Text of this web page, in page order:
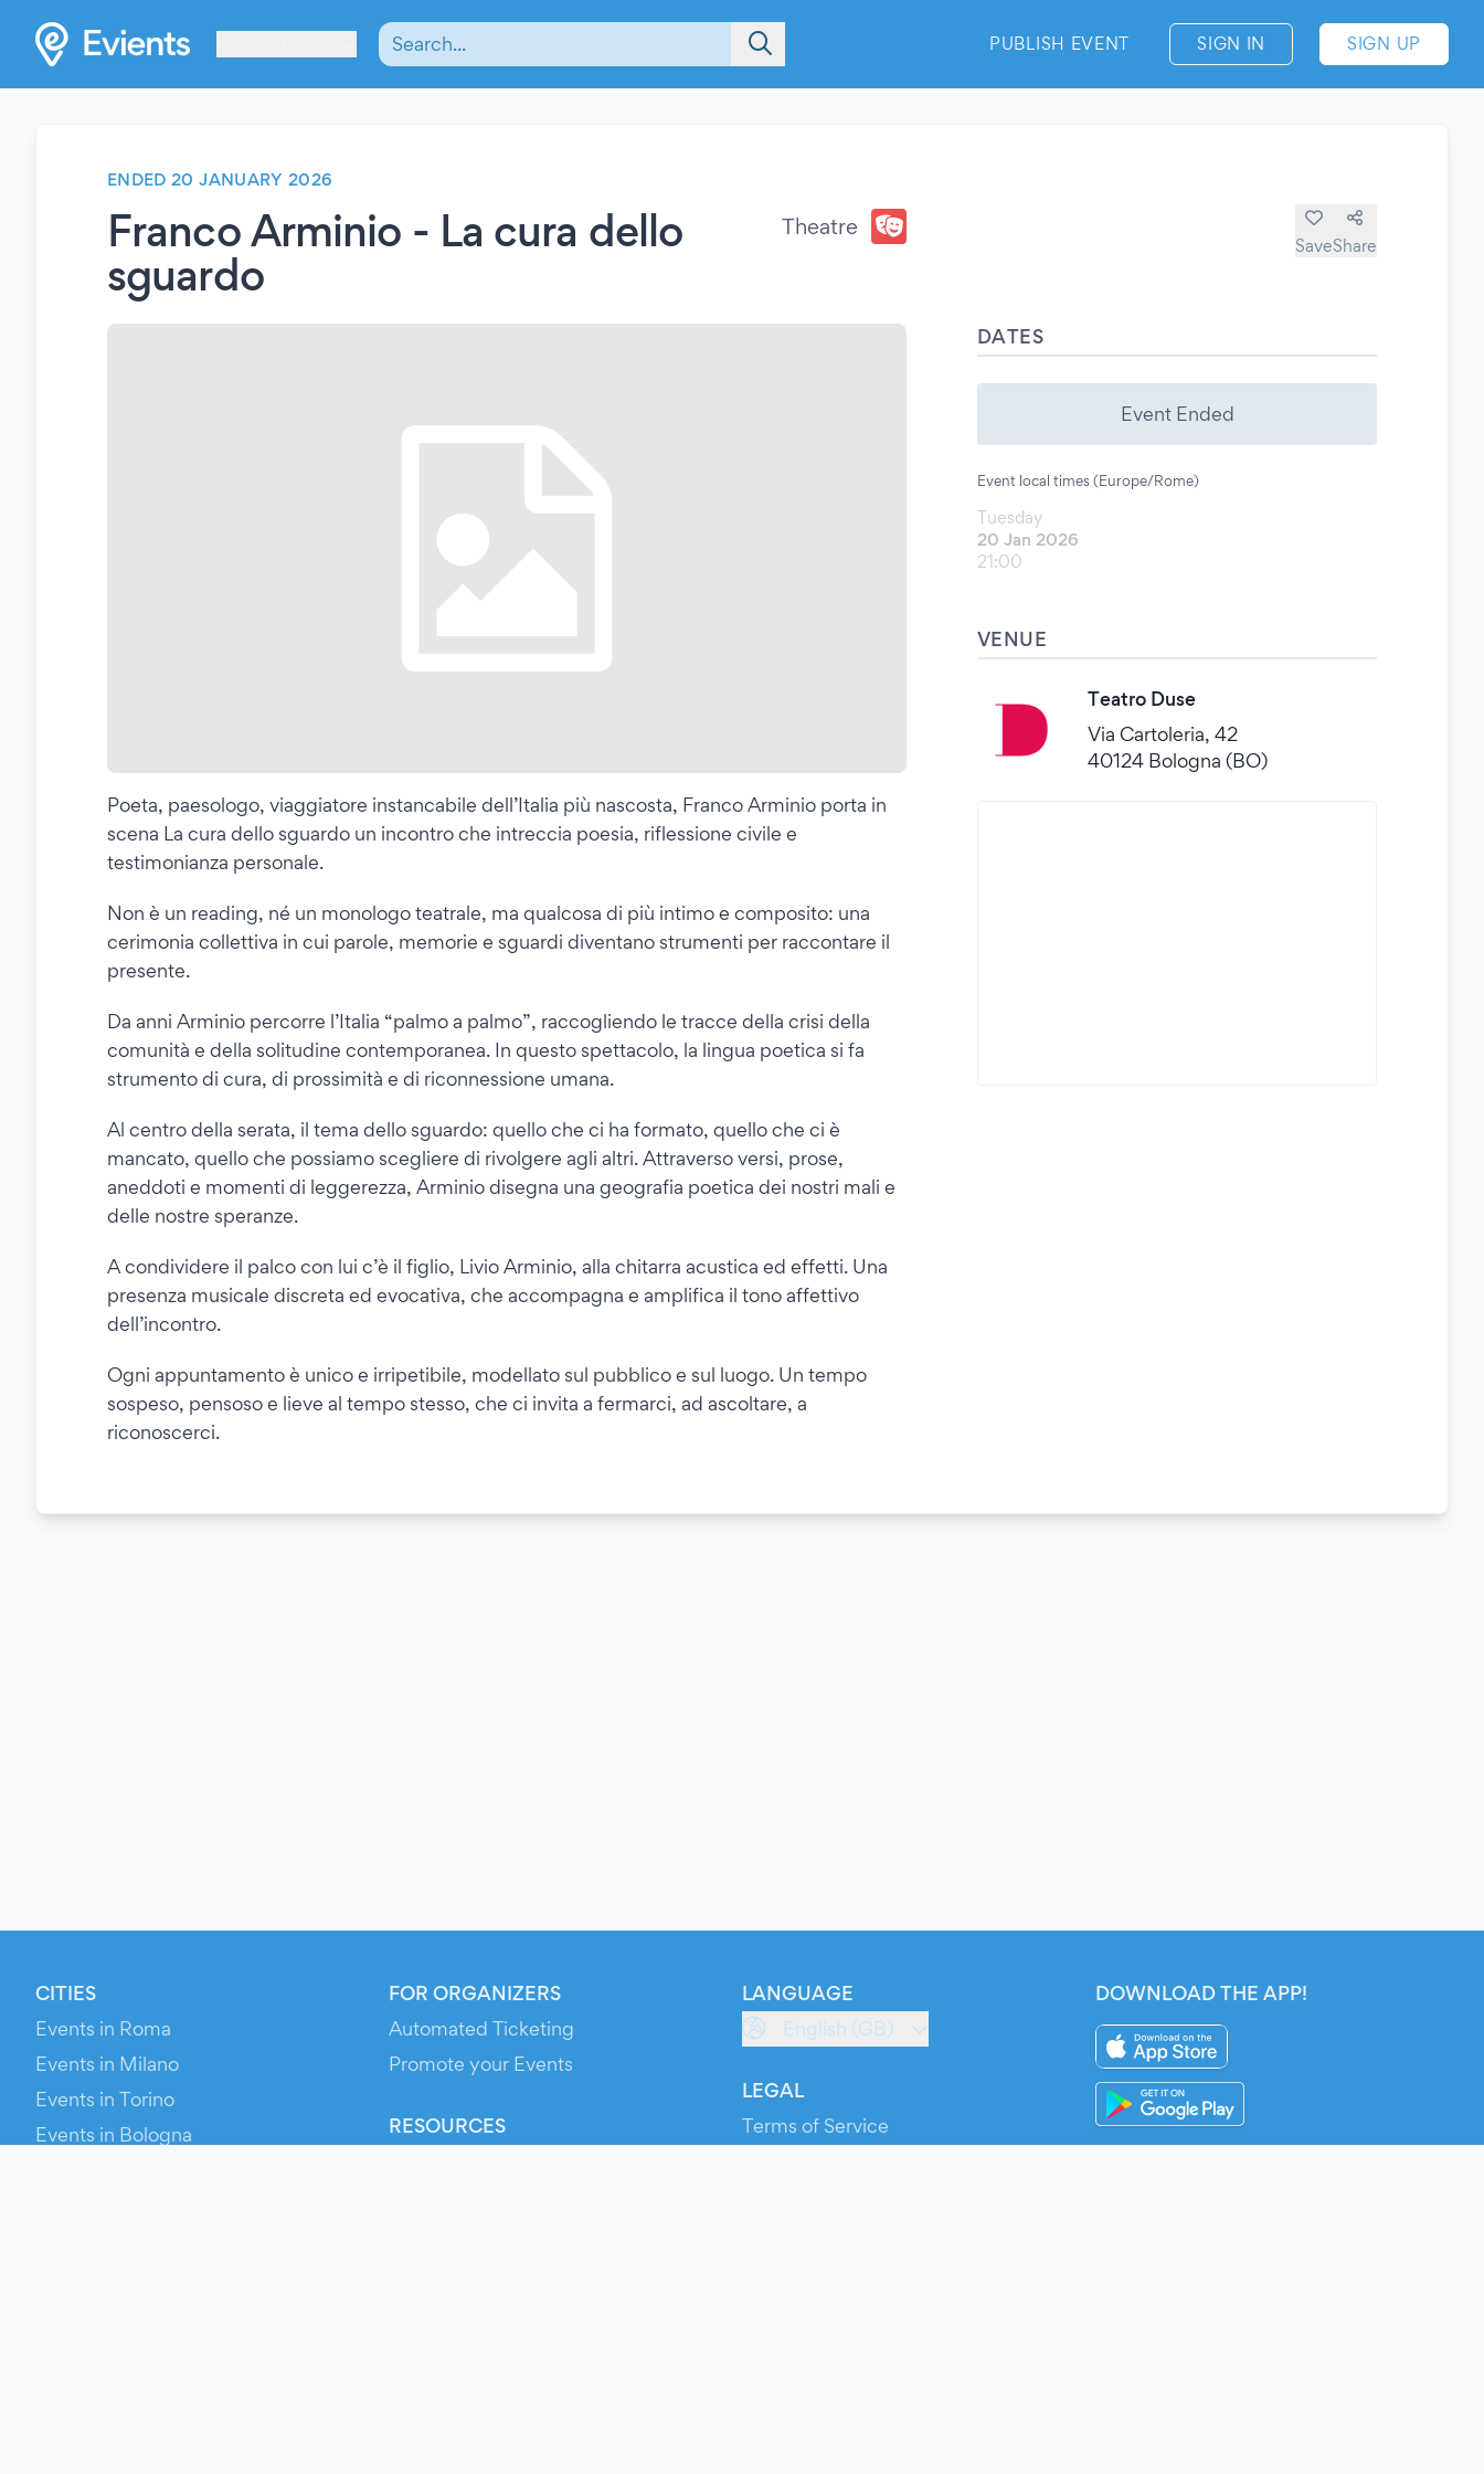
PUBLISH EVENT SIGN IN SIGN UP
ENDED 20 JANUARY 2026
Franco Arminio - La cura dello
sguardo
Theatre
SaveShare
Poeta, paesologo, viaggiatore instancabile dell’Italia più nascosta, Franco Arminio porta in
scena La cura dello sguardo un incontro che intreccia poesia, riflessione civile e
testimonianza personale.
Non è un reading, né un monologo teatrale, ma qualcosa di più intimo e composito: una
cerimonia collettiva in cui parole, memorie e sguardi diventano strumenti per raccontare il
presente.
Da anni Arminio percorre l’Italia “palmo a palmo”, raccogliendo le tracce della crisi della
comunità e della solitudine contemporanea. In questo spettacolo, la lingua poetica si fa
strumento di cura, di prossimità e di riconnessione umana.
Al centro della serata, il tema dello sguardo: quello che ci ha formato, quello che ci è
mancato, quello che possiamo scegliere di rivolgere agli altri. Attraverso versi, prose,
aneddoti e momenti di leggerezza, Arminio disegna una geografia poetica dei nostri mali e
delle nostre speranze.
A condividere il palco con lui c’è il figlio, Livio Arminio, alla chitarra acustica ed effetti. Una
presenza musicale discreta ed evocativa, che accompagna e amplifica il tono affettivo
dell’incontro.
Ogni appuntamento è unico e irripetibile, modellato sul pubblico e sul luogo. Un tempo
sospeso, pensoso e lieve al tempo stesso, che ci invita a fermarci, ad ascoltare, a
riconoscerci.
DATES
Event Ended
Event local times (Europe/Rome)
Tuesday
20 Jan 2026
21:00
VENUE
Teatro Duse
Via Cartoleria, 42
40124 Bologna (BO)
CITIES
Events in Roma
Events in Milano
Events in Torino
Events in Bologna
FOR ORGANIZERS
Automated Ticketing
Promote your Events
RESOURCES
LANGUAGE
English (GB)
LEGAL
Terms of Service
DOWNLOAD THE APP!